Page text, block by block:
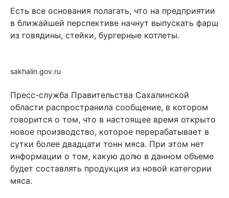
Есть все основания полагать, что на предприятии
в ближайшей перспективе начнут выпускать фарш
из говядины, стейки, бургерные котлеты.
sakhalin.gov.ru
Пресс-служба Правительства Сахалинской
области распространила сообщение, в котором
говорится о том, что в настоящее время открыто
новое производство, которое перерабатывает в
сутки более двадцати тонн мяса. При этом нет
информации о том, какую долю в данном объеме
будет составлять продукция из новой категории
мяса.